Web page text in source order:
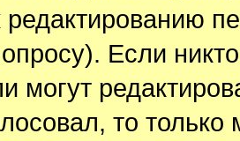
редактированию
Если
могут
то